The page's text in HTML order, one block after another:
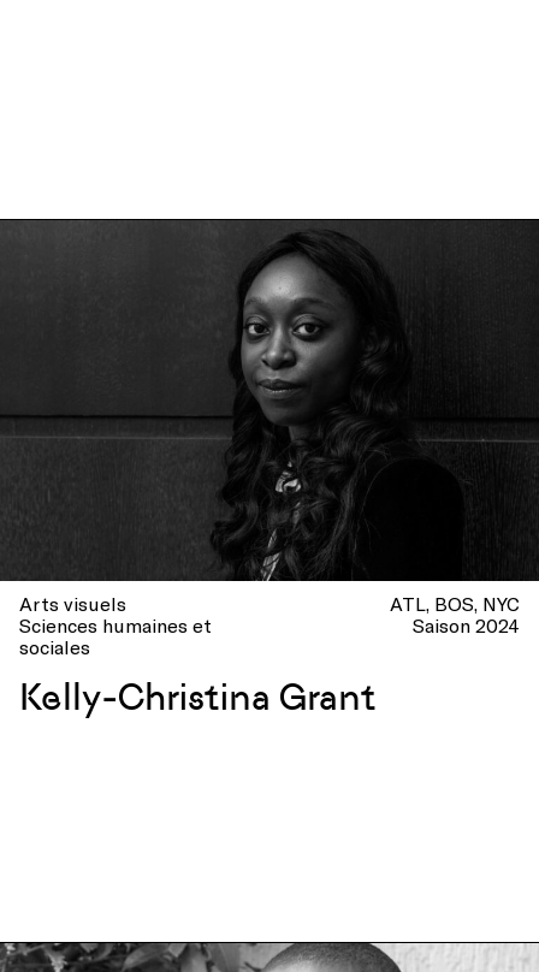
Arts visuels
Sciences humaines et
sociales
ATL BOS NYC
Saison 2024
Kelly-Christina Grant